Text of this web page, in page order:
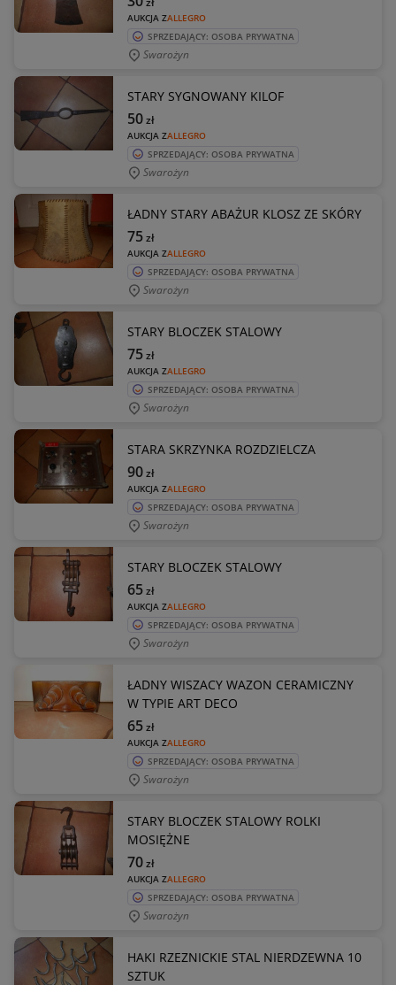
AUKCJA ZALLEGRO
SPRZEDAJĄCY: OSOBA PRYWATNA
Swarożyn
STARY SYGNOWANY KILOF
AUKCJA ZALLEGRO
50zł
SPRZEDAJĄCY: OSOBA PRYWATNA
Swarożyn
ŁADNY STARY ABAŻUR KLOSZ ZE SKÓRY
AUKCJA ZALLEGRO
75zł
SPRZEDAJĄCY: OSOBA PRYWATNA
Swarożyn
STARY BLOCZEK STALOWY
AUKCJA ZALLEGRO
75zł
SPRZEDAJĄCY: OSOBA PRYWATNA
Swarożyn
STARA SKRZYNKA ROZDZIELCZA
AUKCJA ZALLEGRO
90zł
SPRZEDAJĄCY: OSOBA PRYWATNA
Swarożyn
STARY BLOCZEK STALOWY
AUKCJA ZALLEGRO
65zł
SPRZEDAJĄCY: OSOBA PRYWATNA
Swarożyn
ŁADNY WISZACY WAZON CERAMICZNY
W TYPIE ART DECO
AUKCJA ZALLEGRO
65zł
SPRZEDAJĄCY: OSOBA PRYWATNA
Swarożyn
STARY BLOCZEK STALOWY ROLKI
MOSIĘŻNE
AUKCJA ZALLEGRO
70zł
SPRZEDAJĄCY: OSOBA PRYWATNA
Swarożyn
HAKI RZEZNICKIE STAL NIERDZEWNA 10
SZTUK